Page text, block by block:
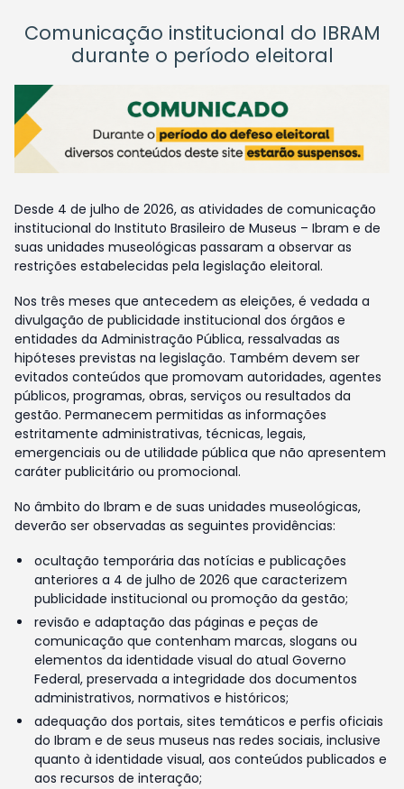
Comunicação institucional do IBRAM
durante o período eleitoral
Desde 4 de julho de 2026, as atividades de comunicação
institucional do Instituto Brasileiro de Museus – Ibram e de
suas unidades museológicas passaram a observar as
restrições estabelecidas pela legislação eleitoral.
Nos três meses que antecedem as eleições, é vedada a
divulgação de publicidade institucional dos órgãos e
entidades da Administração Pública, ressalvadas as
hipóteses previstas na legislação. Também devem ser
evitados conteúdos que promovam autoridades, agentes
públicos, programas, obras, serviços ou resultados da
gestão. Permanecem permitidas as informações
estritamente administrativas, técnicas, legais,
emergenciais ou de utilidade pública que não apresentem
caráter publicitário ou promocional.
No âmbito do Ibram e de suas unidades museológicas,
deverão ser observadas as seguintes providências:
ocultação temporária das notícias e publicações
anteriores a 4 de julho de 2026 que caracterizem
publicidade institucional ou promoção da gestão;
revisão e adaptação das páginas e peças de
comunicação que contenham marcas, slogans ou
elementos da identidade visual do atual Governo
Federal, preservada a integridade dos documentos
administrativos, normativos e históricos;
adequação dos portais, sites temáticos e perfis oficiais
do Ibram e de seus museus nas redes sociais, inclusive
quanto à identidade visual, aos conteúdos publicados e
aos recursos de interação;